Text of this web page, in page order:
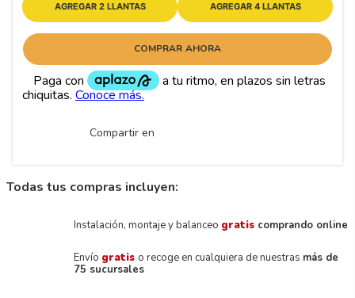
AGREGAR 2 LLANTAS AGREGAR 4 LLANTAS
COMPRAR AHORA
Compartir en
Todas tus compras incluyen:
Instalación, montaje y balanceo gratis comprando online
Envío gratis o recoge en cualquiera de nuestras más de
75 sucursales